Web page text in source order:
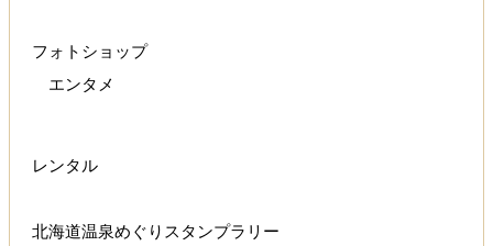
フォトショップ
エンタメ
レンタル
北海道温泉めぐりスタンプラリー